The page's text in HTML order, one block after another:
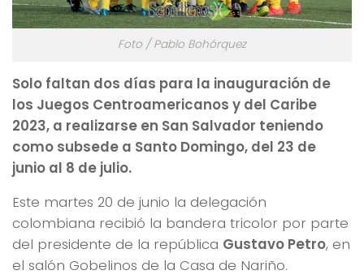
Foto / Pablo Bohórquez
Solo faltan dos días para la inauguración de
los Juegos Centroamericanos y del Caribe
2023, a realizarse en San Salvador teniendo
como subsede a Santo Domingo, del 23 de
junio al 8 de julio.
Este martes 20 de junio la delegación
colombiana recibió la bandera tricolor por parte
del presidente de la república Gustavo Petro, en
el salón Gobelinos de la Casa de Nariño.